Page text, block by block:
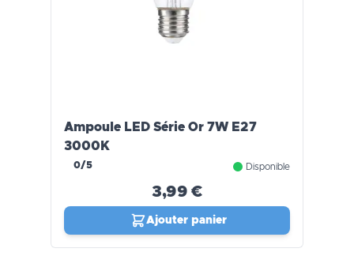
Ampoule LED Série Or 7W E27
3000K
0/5 Disponible
3,99 €
Ajouter panier